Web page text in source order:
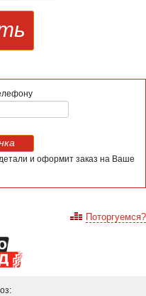
и оформит заказ на Ваше
Поторгуемся?